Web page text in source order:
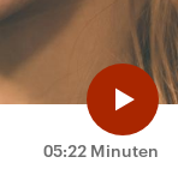
05:22 Minuten